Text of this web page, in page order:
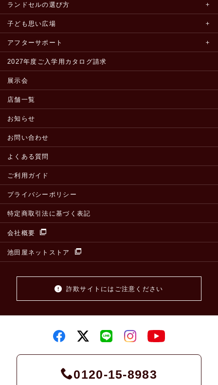
ランドセルの選び方
子ども思い広場
アフターサポート
2027年度ご入学用カタログ請求
展示会
店舗一覧
お知らせ
お問い合わせ
よくある質問
ご利用ガイド
プライバシーポリシー
特定商取引法に基づく表記
会社概要
池田屋ネットストア
詐欺サイトにはご注意ください
0120-15-8983